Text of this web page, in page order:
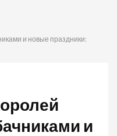
и новые праздники:
и